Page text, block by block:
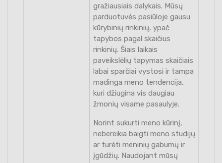
gražiausiais dalykais. Mūsų
parduotuvės pasiūloje gausu
kūrybinių rinkinių, ypač
tapybos pagal skaičius
rinkinių. Šiais laikais
paveikslėlių tapymas skaičiais
labai sparčiai vystosi ir tampa
madinga meno tendencija,
kuri džiugina vis daugiau
žmonių visame pasaulyje.
Norint sukurti meno kūrinį,
nebereikia baigti meno studijų
ar turėti meninių gabumų ir
įgūdžių. Naudojant mūsų